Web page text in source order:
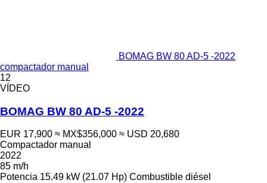
BOMAG BW 80 AD-5 -2022
compactador manual
12
VÍDEO
BOMAG BW 80 AD-5 -2022
EUR 17,900 ≈ MX$356,000 ≈ USD 20,680
Compactador manual
2022
85 m/h
Potencia 15.49 kW (21.07 Hp) Combustible diésel